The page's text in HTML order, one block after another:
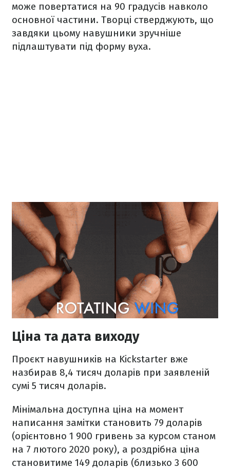
може повертатися на 90 градусів навколо
основної частини. Творці стверджують, що
завдяки цьому навушники зручніше
підлаштувати під форму вуха.
Ціна та дата виходу
Проєкт навушників на Kickstarter вже
назбирав 8,4 тисяч доларів при заявленій
сумі 5 тисяч доларів.
Мінімальна доступна ціна на момент
написання замітки становить 79 доларів
(орієнтовно 1 900 гривень за курсом станом
на 7 лютого 2020 року), а роздрібна ціна
становитиме 149 доларів (близько 3 600